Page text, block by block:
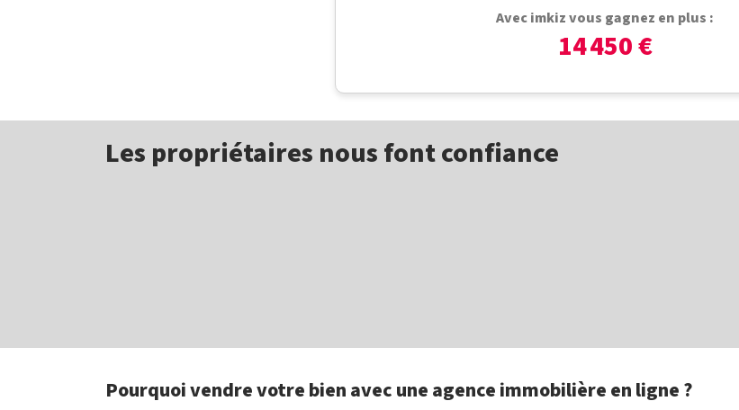
Avec imkiz vous gagnez en plus :
14 450 €
Les propriétaires nous font confiance
Pourquoi vendre votre bien avec une agence immobilière en ligne ?